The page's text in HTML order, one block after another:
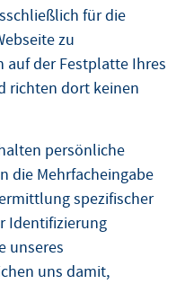
für die
zu
auf der Festplatte Ihres
richten dort keinen
persönliche
die Mehrfacheingabe
spezifischer
Identifizierung
unseres
uns damit,